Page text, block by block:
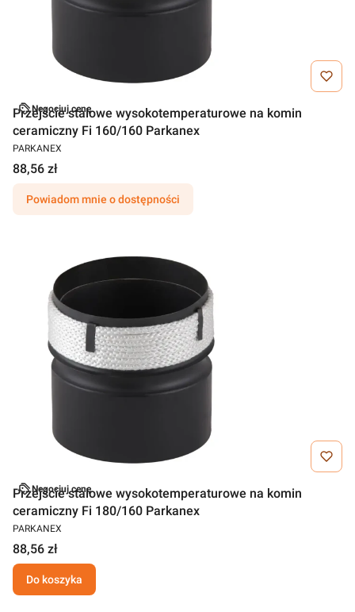
Negocjuj cenę
Przejście stalowe wysokotemperaturowe na komin
ceramiczny Fi 160/160 Parkanex
PARKANEX
88,56 zł
Powiadom mnie o dostępności
Negocjuj cenę
Przejście stalowe wysokotemperaturowe na komin
ceramiczny Fi 180/160 Parkanex
PARKANEX
88,56 zł
Do koszyka